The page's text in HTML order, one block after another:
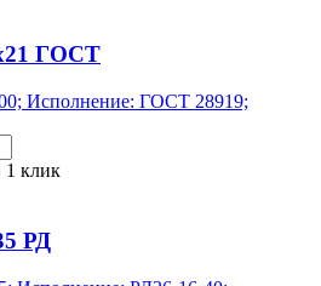
ГОСТ
Исполнение: ГОСТ 28919;
1 клик
РД